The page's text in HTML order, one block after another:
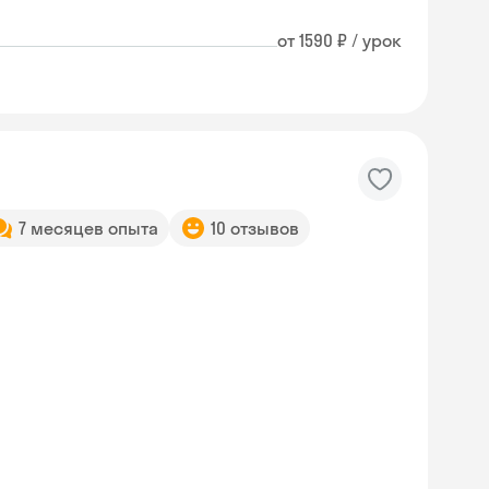
от 1590 ₽ / урок
7 месяцев опыта 10 отзывов